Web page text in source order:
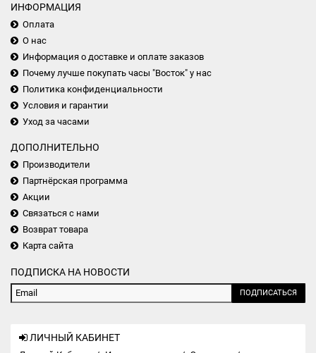
ИНФОРМАЦИЯ
Оплата
О нас
Информация о доставке и оплате заказов
Почему лучше покупать часы "Восток" у нас
Политика конфиденциальности
Условия и гарантии
Уход за часами
ДОПОЛНИТЕЛЬНО
Производители
Партнёрская программа
Акции
Связаться с нами
Возврат товара
Карта сайта
ПОДПИСКА НА НОВОСТИ
ПОДПИСАТЬСЯ
ЛИЧНЫЙ КАБИНЕТ